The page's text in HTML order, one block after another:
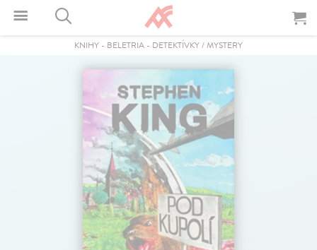
KNIHY - BELETRIA - DETEKTÍVKY / MYSTERY